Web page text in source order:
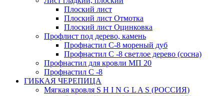
Плоский лист
Плоский лист Отмотка
Плоский лист Оцинковка
Профлист под дерево, камень
Профнастил С-8 мореный дуб
Профнастил С -8 светлое дерево (сосна)
Профнастил для кровли МП 20
Профнастил С -8
ГИБКАЯ ЧЕРЕПИЦА
Мягкая кровля S H I N G L A S (РОССИЯ)